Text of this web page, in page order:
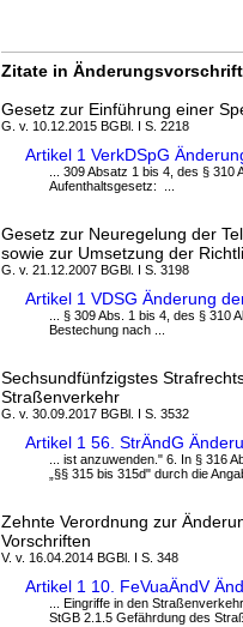
Zitate in
Gesetz zur Einführung einer
G. v. 10.12.2015 BGBl. I S. 2218
Artikel 1 VerkDSpG
... 309 Absatz 1 bis 4, des §
Aufenthaltsgesetz: ...
Gesetz zur Neuregelung der
sowie zur Umsetzung der
G. v. 21.12.2007 BGBl. I S. 3198
Artikel 1 VDSG Änderung
... § 309 Abs. 1 bis 4, des § 310
Bestechung nach ...
Sechsundfünfzigstes
Straßenverkehr
G. v. 30.09.2017 BGBl. I S. 3532
Artikel 1 56. StrÄndG
... ist anzuwenden." 6. In § 316
„§§ 315 bis 315d" durch die
Zehnte Verordnung zur
Vorschriften
V. v. 16.04.2014 BGBl. I S. 348
Artikel 1 10. FeVuaÄndV
... Eingriffe in den
StGB 2.1.5 Gefährdung des